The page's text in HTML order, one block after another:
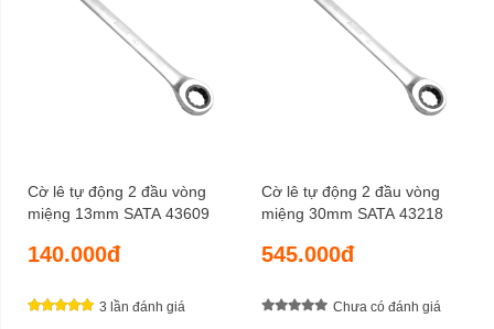
Cờ lê tự động 2 đầu vòng
miệng 13mm SATA 43609
140.000đ
3 lần đánh giá
Cờ lê tự động 2 đầu vòng
miệng 30mm SATA 43218
545.000đ
Chưa có đánh giá